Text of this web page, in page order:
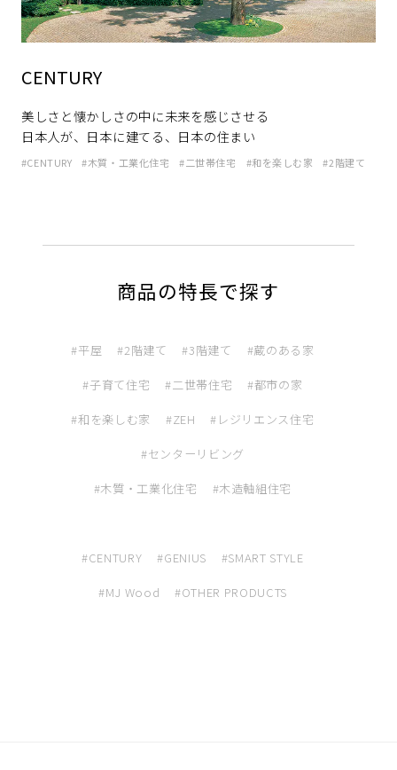
CENTURY
美しさと懐かしさの中に未来を感じさせる
日本人が、日本に建てる、日本の住まい
CENTURY 木質・工業化住宅 二世帯住宅 和を楽しむ家 2階建て
商品の特長で探す
平屋 2階建て 3階建て 蔵のある家
子育て住宅 二世帯住宅 都市の家
和を楽しむ家 ZEH レジリエンス住宅
センターリビング
木質・工業化住宅 木造軸組住宅
CENTURY GENIUS SMART STYLE
MJ Wood OTHER PRODUCTS